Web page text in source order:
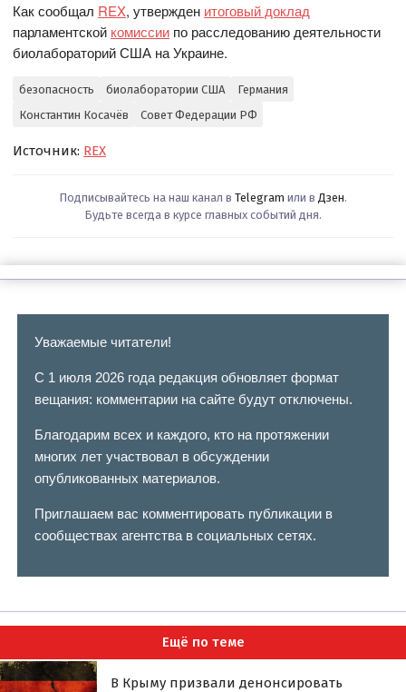
Как сообщал REX, утвержден итоговый доклад
парламентской комиссии по расследованию деятельности
биолабораторий США на Украине.
безопасность биолаборатории США
Германия
Константин Косачёв
Совет Федерации РФ
Источник: REX
Подписывайтесь на наш канал в Telegram или в Дзен.
Будьте всегда в курсе главных событий дня.
Уважаемые читатели!
С 1 июля 2026 года редакция обновляет формат
вещания: комментарии на сайте будут отключены.
Благодарим всех и каждого, кто на протяжении
многих лет участвовал в обсуждении
опубликованных материалов.
Приглашаем вас комментировать публикации в
сообществах агентства в социальных сетях.
Ещё по теме
В Крыму призвали денонсировать